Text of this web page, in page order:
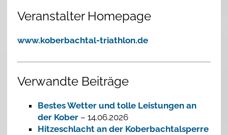
Veranstalter Homepage
www.koberbachtal-triathlon.de
Verwandte Beiträge
Bestes Wetter und tolle Leistungen an
der Kober– 14.06.2026
Hitzeschlacht an der Koberbachtalsperre